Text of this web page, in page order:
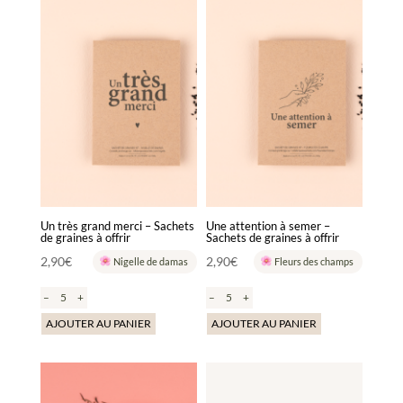
Un très grand merci – Sachets
de graines à offrir
2,90€ Nigelle de damas
–
+
AJOUTER AU PANIER
Une attention à semer –
Sachets de graines à offrir
2,90€ Fleurs des champs
–
+
AJOUTER AU PANIER